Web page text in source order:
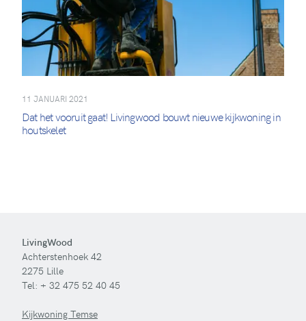
11 JANUARI 2021
Dat het vooruit gaat! Livingwood bouwt nieuwe kijkwoning in
houtskelet
LivingWood
Achterstenhoek 42
2275 Lille
Tel: + 32 475 52 40 45
Kijkwoning Temse